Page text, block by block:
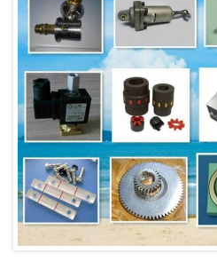
HỖ TRỢ TRỰC TUYẾN